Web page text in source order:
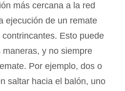
más cercana a la red
ejecución de un remate
contrincantes. Esto puede
y no siempre
Por ejemplo, dos o
saltar hacia el balón, uno